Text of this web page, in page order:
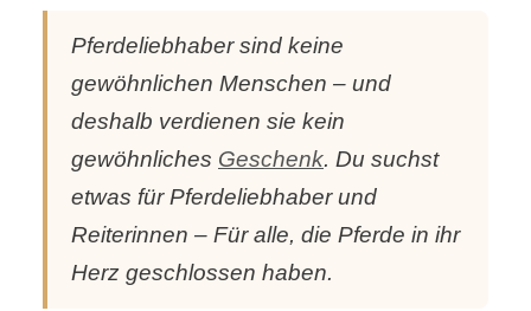
Pferdeliebhaber sind keine
gewöhnlichen Menschen – und
deshalb verdienen sie kein
gewöhnliches Geschenk. Du suchst
etwas für Pferdeliebhaber und
Reiterinnen – Für alle, die Pferde in ihr
Herz geschlossen haben.